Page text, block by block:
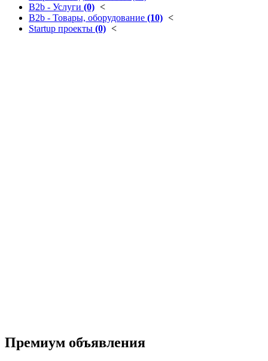
B2b - Услуги (0) <
B2b - Товары, оборудование (10) <
Startup проекты (0) <
Премиум объявления